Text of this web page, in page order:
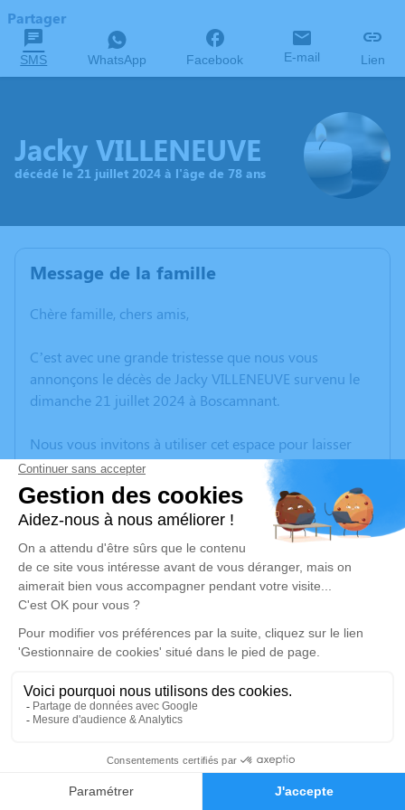
Faire-part Hommages
Partager
SMS WhatsApp Facebook E-mail Lien
Jacky VILLENEUVE
décédé le 21 juillet 2024 à l'âge de 78 ans
Message de la famille
Chère famille, chers amis,
C’est avec une grande tristesse que nous vous
annonçons le décès de Jacky VILLENEUVE survenu le
dimanche 21 juillet 2024 à Boscamnant.
Nous vous invitons à utiliser cet espace pour laisser
vos condoléances, partager des photos souvenirs, une
anecdote ou exprimer vos pensées à travers des
poèmes ou des textes. Cet endroit est un lieu
d'expression dédié à honorer la mémoire de Jacky
VILLENEUVE.
Cérémonie civile
Cimetière de Martron de Boresse-et-Martron
Boresse-et-Martron Charente-Maritime
Je rends hommage